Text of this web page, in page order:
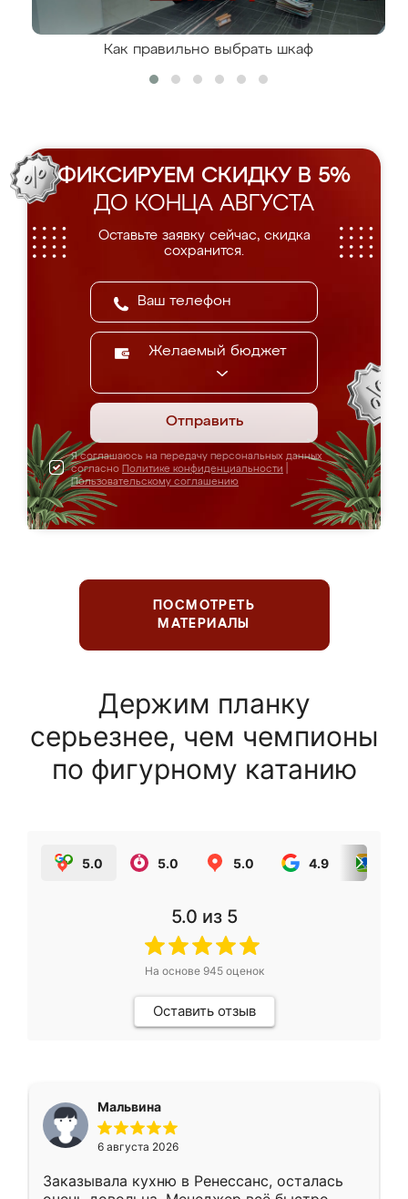
Как правильно выбрать шкаф
ФИКСИРУЕМ СКИДКУ В 5%
ДО КОНЦА АВГУСТА
Оставьте заявку сейчас, скидка
сохранится.
Желаемый бюджет
Отправить
Я соглашаюсь на передачу персональных данных
согласно Политике конфиденциальности
Пользовательскому соглашению
ПОСМОТРЕТЬ
МАТЕРИАЛЫ
Держим планку
серьезнее, чем чемпионы
по фигурному катанию
5.0 5.0 5.0 4.9
5.0 из 5
На основе 945оценок
Оставить отзыв
Мальвина
6 августа 2026
Заказывала кухню в Ренессанс, осталась